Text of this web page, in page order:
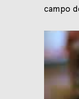
campo